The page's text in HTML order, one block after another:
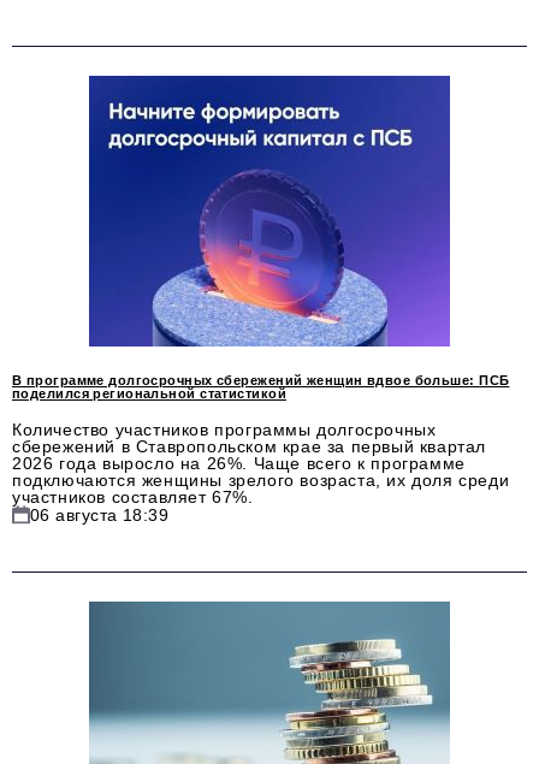
Недвижимость
Промышленность
Транспорт
Ритейл
Телеком
Социальная сфера
ЖКХ
Авторские материалы
В программе долгосрочных сбережений женщин вдвое больше: ПСБ
поделился региональной статистикой
Количество участников программы долгосрочных
сбережений в Ставропольском крае за первый квартал
2026 года выросло на 26%. Чаще всего к программе
подключаются женщины зрелого возраста, их доля среди
участников составляет 67%.
06 августа 18:39